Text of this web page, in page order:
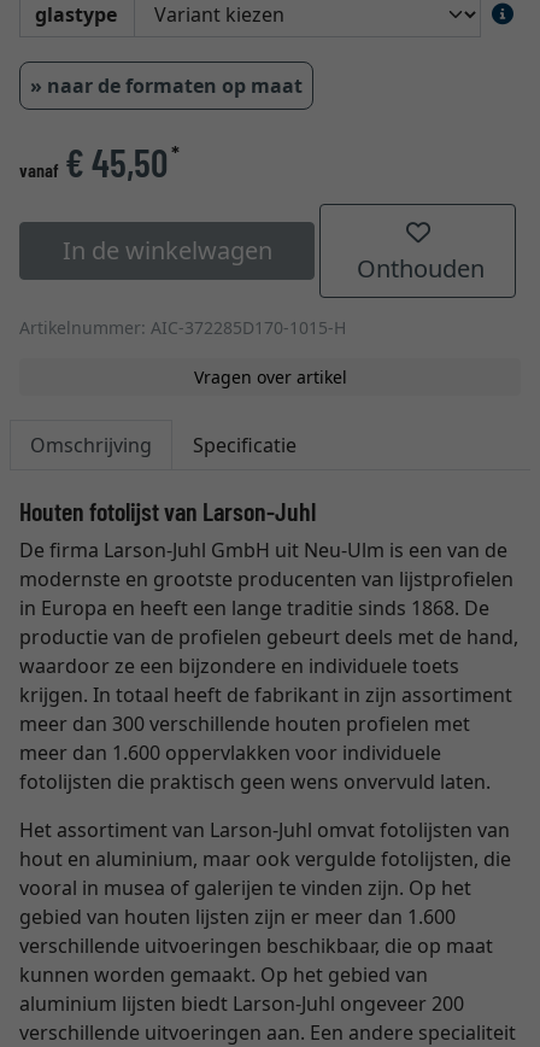
glastype
» naar de formaten op maat
vanaf € 45,50*
In de winkelwagen
Onthouden
Artikelnummer: AIC-372285D170-1015-H
Vragen over artikel
Omschrijving Specificatie
Houten fotolijst van Larson-Juhl
De firma Larson-Juhl GmbH uit Neu-Ulm is een van de
modernste en grootste producenten van lijstprofielen
in Europa en heeft een lange traditie sinds 1868. De
productie van de profielen gebeurt deels met de hand,
waardoor ze een bijzondere en individuele toets
krijgen. In totaal heeft de fabrikant in zijn assortiment
meer dan 300 verschillende houten profielen met
meer dan 1.600 oppervlakken voor individuele
fotolijsten die praktisch geen wens onvervuld laten.
Het assortiment van Larson-Juhl omvat fotolijsten van
hout en aluminium, maar ook vergulde fotolijsten, die
vooral in musea of galerijen te vinden zijn. Op het
gebied van houten lijsten zijn er meer dan 1.600
verschillende uitvoeringen beschikbaar, die op maat
kunnen worden gemaakt. Op het gebied van
aluminium lijsten biedt Larson-Juhl ongeveer 200
verschillende uitvoeringen aan. Een andere specialiteit